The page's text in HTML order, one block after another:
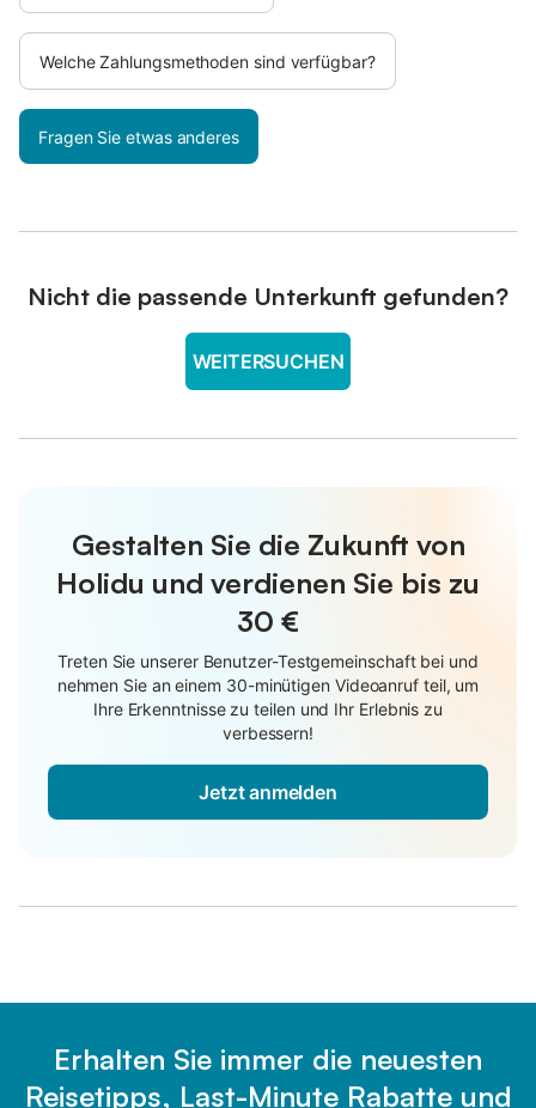
Welche Zahlungsmethoden sind verfügbar?
Fragen Sie etwas anderes
Nicht die passende Unterkunft gefunden?
WEITERSUCHEN
Gestalten Sie die Zukunft von
Holidu und verdienen Sie bis zu
30 €
Treten Sie unserer Benutzer-Testgemeinschaft bei und
nehmen Sie an einem 30-minütigen Videoanruf teil, um
Ihre Erkenntnisse zu teilen und Ihr Erlebnis zu
verbessern!
Jetzt anmelden
Erhalten Sie immer die neuesten
Reisetipps, Last-Minute Rabatte und